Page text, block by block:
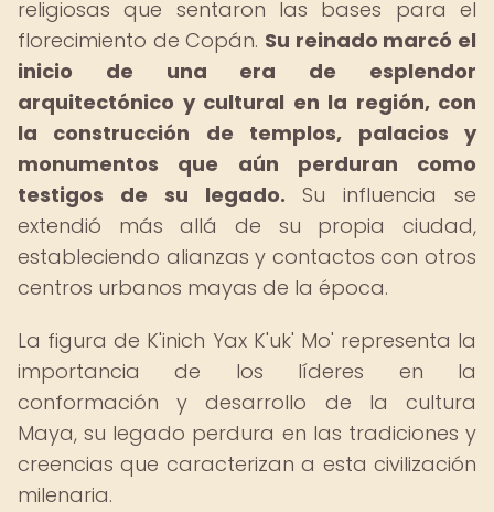
religiosas que sentaron las bases para el
florecimiento de Copán. Su reinado marcó el
inicio de una era de esplendor
arquitectónico y cultural en la región, con
la construcción de templos, palacios y
monumentos que aún perduran como
testigos de su legado. Su influencia se
extendió más allá de su propia ciudad,
estableciendo alianzas y contactos con otros
centros urbanos mayas de la época.
La figura de K'inich Yax K'uk' Mo' representa la
importancia de los líderes en la
conformación y desarrollo de la cultura
Maya, su legado perdura en las tradiciones y
creencias que caracterizan a esta civilización
milenaria.